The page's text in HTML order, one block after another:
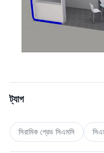
ট্যাগ
সিরামিক গ্রেড সিএমসি